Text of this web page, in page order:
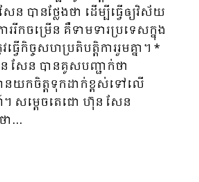
ន បានថ្លែងថា ដើម្បីធ្វើឲ្យវិស័យ
រីកចម្រើន គឺទាមទារប្រទេសក្នុង
ើកិច្ចសហប្រតិបត្តិការរួមគ្នា។ *
សែន បានគូសបញ្ជាក់ថា
នយកចិត្តទុកដាក់ខ្ពស់ទៅលើ
សម្តេចតេជោ ហ៊ុន សែន
ា…